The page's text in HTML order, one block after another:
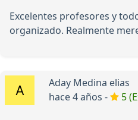
Excelentes profesores y
organizado. Realmente
Aday Medina elias
hace 4 años -
5